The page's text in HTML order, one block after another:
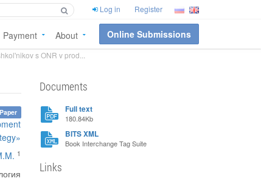
Log in Register
Payment About Online Submissions
s ONR v prod...
1
Documents
Full text
180.84Kb
BITS XML
Book Interchange Tag Suite
Links